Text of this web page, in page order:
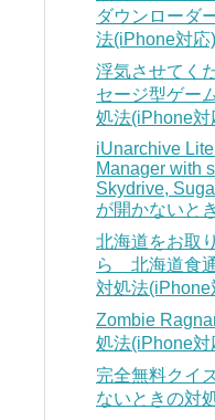
ダウンローダ
法(iPhone対応)
浮気させてく
セージ型ゲー
処法(iPhone対
iUnarchive
Manager with
Skydrive,
が開かないと
北海道をお取
ら 北海道食
対処法(iPhone
Zombie
処法(iPhone対
完全無料クイ
ないときの対